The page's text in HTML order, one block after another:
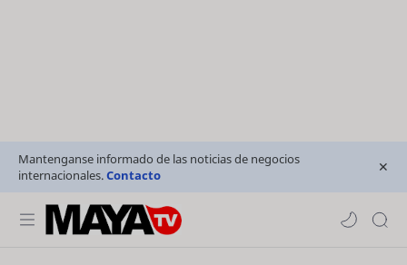
Mantenganse informado de las noticias de negocios
internacionales.Contacto